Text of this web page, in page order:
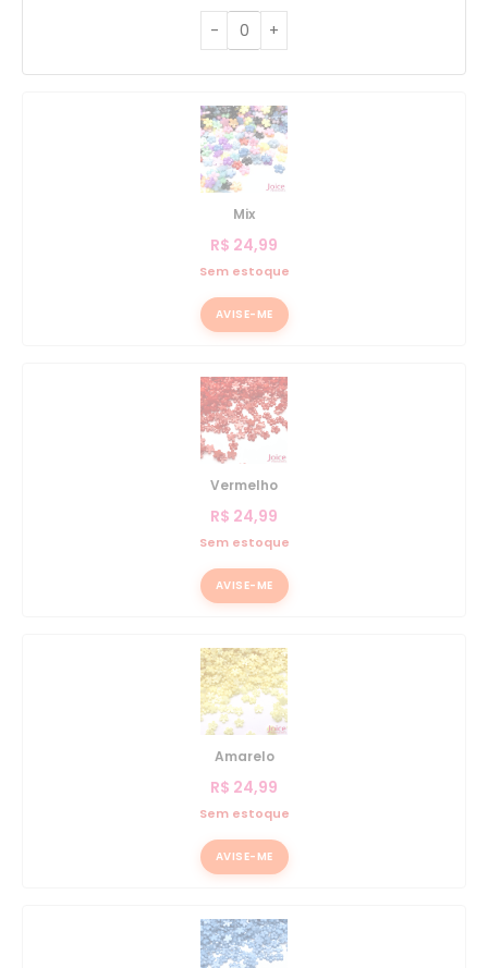
Mix
R$ 24,99
Sem estoque
AVISE-ME
Vermelho
R$ 24,99
Sem estoque
AVISE-ME
Amarelo
R$ 24,99
Sem estoque
AVISE-ME